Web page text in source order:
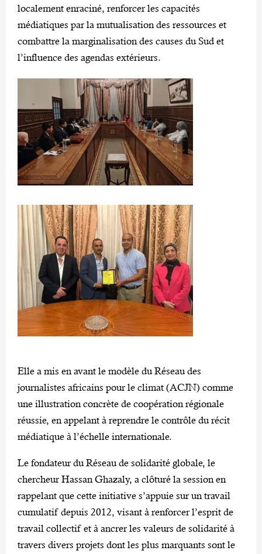
localement enraciné, renforcer les capacités
médiatiques par la mutualisation des ressources et
combattre la marginalisation des causes du Sud et
l’influence des agendas extérieurs.
Elle a mis en avant le modèle du Réseau des
journalistes africains pour le climat (ACJN) comme
une illustration concrète de coopération régionale
réussie, en appelant à reprendre le contrôle du récit
médiatique à l’échelle internationale.
Le fondateur du Réseau de solidarité globale, le
chercheur Hassan Ghazaly, a clôturé la session en
rappelant que cette initiative s’appuie sur un travail
cumulatif depuis 2012, visant à renforcer l’esprit de
travail collectif et à ancrer les valeurs de solidarité à
travers divers projets dont les plus marquants sont le